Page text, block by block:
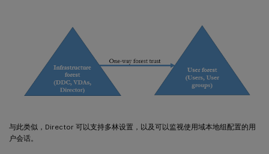
与此类似，Director 可以支持多林设置，以及可以监视使用域本地组配置的用
户会话。